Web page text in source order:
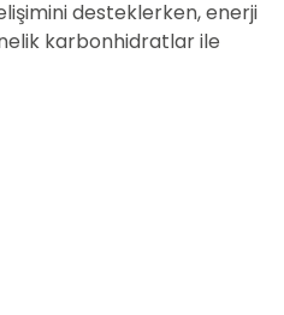
desteklerken, enerji
karbonhidratlar ile